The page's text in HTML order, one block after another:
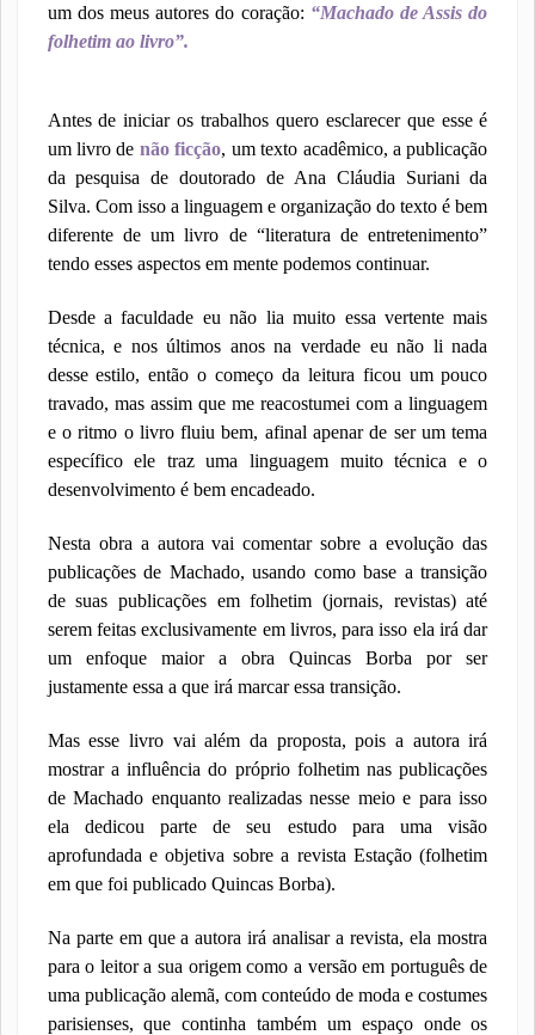
um dos meus autores do coração: “Machado de Assis do
folhetim ao livro”.
Antes de iniciar os trabalhos quero esclarecer que esse é
um livro de não ficção, um texto acadêmico, a publicação
da pesquisa de doutorado de Ana Cláudia Suriani da
Silva. Com isso a linguagem e organização do texto é bem
diferente de um livro de “literatura de entretenimento”
tendo esses aspectos em mente podemos continuar.
Desde a faculdade eu não lia muito essa vertente mais
técnica, e nos últimos anos na verdade eu não li nada
desse estilo, então o começo da leitura ficou um pouco
travado, mas assim que me reacostumei com a linguagem
e o ritmo o livro fluiu bem, afinal apenar de ser um tema
específico ele traz uma linguagem muito técnica e o
desenvolvimento é bem encadeado.
Nesta obra a autora vai comentar sobre a evolução das
publicações de Machado, usando como base a transição
de suas publicações em folhetim (jornais, revistas) até
serem feitas exclusivamente em livros, para isso ela irá dar
um enfoque maior a obra Quincas Borba por ser
justamente essa a que irá marcar essa transição.
Mas esse livro vai além da proposta, pois a autora irá
mostrar a influência do próprio folhetim nas publicações
de Machado enquanto realizadas nesse meio e para isso
ela dedicou parte de seu estudo para uma visão
aprofundada e objetiva sobre a revista Estação (folhetim
em que foi publicado Quincas Borba).
Na parte em que a autora irá analisar a revista, ela mostra
para o leitor a sua origem como a versão em português de
uma publicação alemã, com conteúdo de moda e costumes
parisienses, que continha também um espaço onde os